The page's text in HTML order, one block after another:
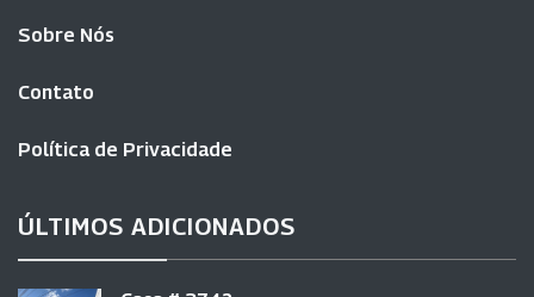
Sobre Nós
Contato
Política de Privacidade
ÚLTIMOS ADICIONADOS